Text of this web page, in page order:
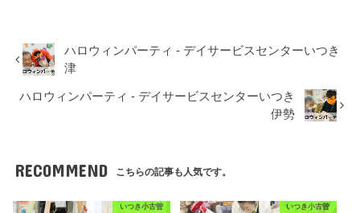
ハロウィンパーティ - デイサービスセンターいつき
津
ハロウィンパーティ - デイサービスセンターいつき
伊勢
RECOMMEND こちらの記事も人気です。
いつき小古曽 いつき小古曽